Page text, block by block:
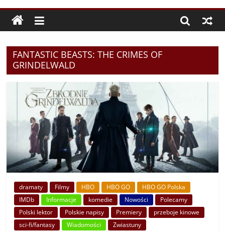
FANTASTIC BEASTS: THE CRIMES OF
GRINDELWALD
dramaty Filmy HBO HBO GO
HBO GO Polska
IMDb
Informacje komedie Nowości
Polecamy
Polski lektor
Polskie napisy Premiery
przeboje kinowe
sci-fi/fantasy
Wiadomości Zwiastuny